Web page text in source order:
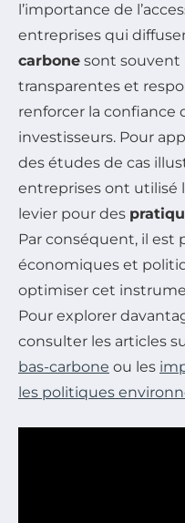
l’importance de
entreprises qui
carbone sont souvent
transparentes et
renforcer la confiance
investisseurs. Pour
des études de cas
entreprises ont utilisé
levier pour des
Par conséquent, il est
économiques et
optimiser cet
Pour explorer
consulter les articles
bas-carbone ou les
les politiques